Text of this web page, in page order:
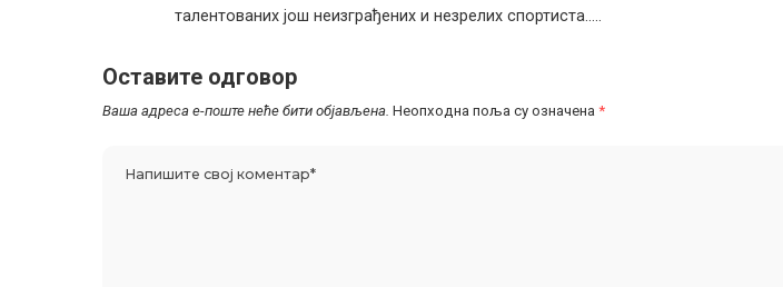
талентованих још неизграђених и незрелих спортиста…..
Оставите одговор
Ваша адреса е-поште неће бити објављена. Неопходна поља су означена *